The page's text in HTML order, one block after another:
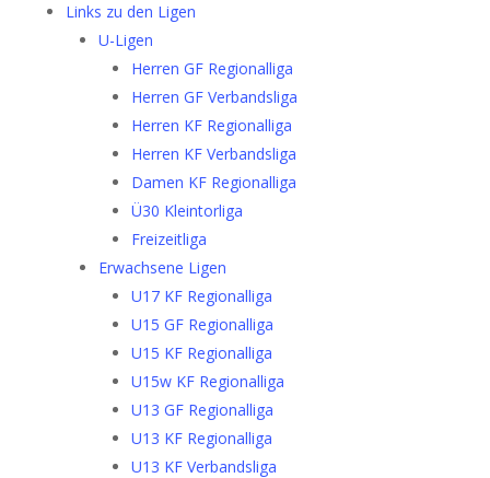
Links zu den Ligen
U-Ligen
Herren GF Regionalliga
Herren GF Verbandsliga
Herren KF Regionalliga
Herren KF Verbandsliga
Damen KF Regionalliga
Ü30 Kleintorliga
Freizeitliga
Erwachsene Ligen
U17 KF Regionalliga
U15 GF Regionalliga
U15 KF Regionalliga
U15w KF Regionalliga
U13 GF Regionalliga
U13 KF Regionalliga
U13 KF Verbandsliga